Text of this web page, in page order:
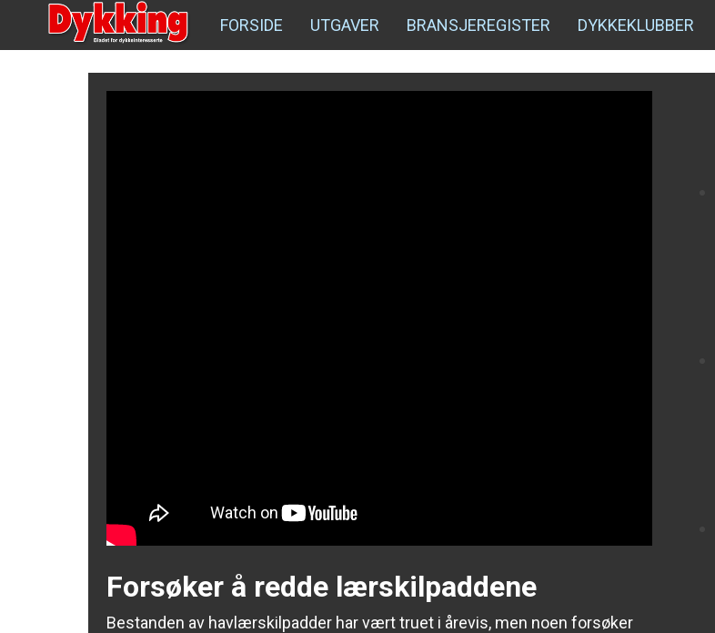
FORSIDE UTGAVER BRANSJEREGISTER DYKKEKLUBBER
Forsøker å redde lærskilpaddene
Bestanden av havlærskilpadder har vært truet i årevis, men noen forsøker